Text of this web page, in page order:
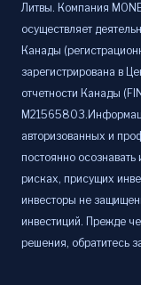
Литвы. Компания
осуществляет
Канады
зарегистрирована в
отчетности Канады
авторизованных и
постоянно
рисках, присущих
инвесторы не
инвестиций. Прежде
решения, обратитесь